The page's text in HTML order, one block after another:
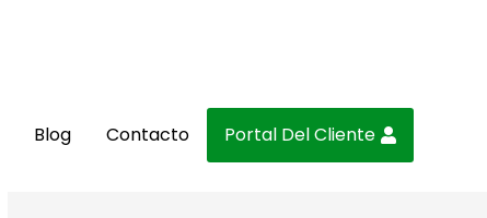
Blog Contacto Portal Del Cliente